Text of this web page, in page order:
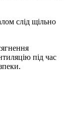
слід щільно
під час